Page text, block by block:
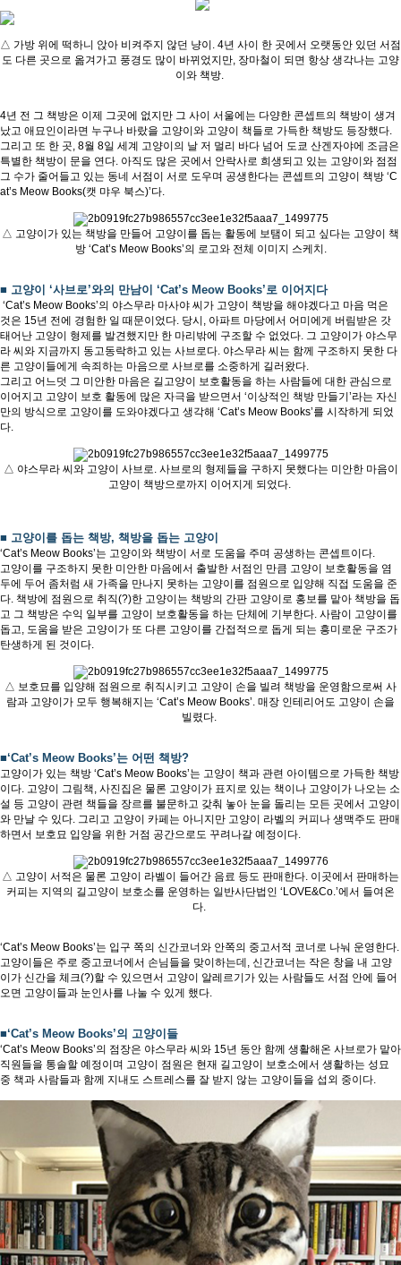
△ 가방 위에 떡하니 앉아 비켜주지 않던 냥이. 4년 사이 한 곳에서 오랫동안 있던 서점
도 다른 곳으로 옮겨가고 풍경도 많이 바뀌었지만, 장마철이 되면 항상 생각나는 고양
이와 책방.
4년 전 그 책방은 이제 그곳에 없지만 그 사이 서울에는 다양한 콘셉트의 책방이 생겨
났고 애묘인이라면 누구나 바랐을 고양이와 고양이 책들로 가득한 책방도 등장했다.
그리고 또 한 곳, 8월 8일 세계 고양이의 날 저 멀리 바다 넘어 도쿄 산겐자야에 조금은
특별한 책방이 문을 연다. 아직도 많은 곳에서 안락사로 희생되고 있는 고양이와 점점
그 수가 줄어들고 있는 동네 서점이 서로 도우며 공생한다는 콘셉트의 고양이 책방 ‘C
at’s Meow Books(캣 먀우 북스)’다.
△ 고양이가 있는 책방을 만들어 고양이를 돕는 활동에 보탬이 되고 싶다는 고양이 책
방 ‘Cat’s Meow Books’의 로고와 전체 이미지 스케치.
■ 고양이 ‘사브로’와의 만남이 ‘Cat’s Meow Books’로 이어지다
‘Cat’s Meow Books’의 야스무라 마사야 씨가 고양이 책방을 해야겠다고 마음 먹은
것은 15년 전에 경험한 일 때문이었다. 당시, 아파트 마당에서 어미에게 버림받은 갓
태어난 고양이 형제를 발견했지만 한 마리밖에 구조할 수 없었다. 그 고양이가 야스무
라 씨와 지금까지 동고동락하고 있는 사브로다. 야스무라 씨는 함께 구조하지 못한 다
른 고양이들에게 속죄하는 마음으로 사브로를 소중하게 길러왔다.
그리고 어느덧 그 미안한 마음은 길고양이 보호활동을 하는 사람들에 대한 관심으로
이어지고 고양이 보호 활동에 많은 자극을 받으면서 ‘이상적인 책방 만들기’라는 자신
만의 방식으로 고양이를 도와야겠다고 생각해 ‘Cat’s Meow Books’를 시작하게 되었
다.
△ 야스무라 씨와 고양이 사브로. 사브로의 형제들을 구하지 못했다는 미안한 마음이
고양이 책방으로까지 이어지게 되었다.
■ 고양이를 돕는 책방, 책방을 돕는 고양이
‘Cat’s Meow Books’는 고양이와 책방이 서로 도움을 주며 공생하는 콘셉트이다.
고양이를 구조하지 못한 미안한 마음에서 출발한 서점인 만큼 고양이 보호활동을 염
두에 두어 좀처럼 새 가족을 만나지 못하는 고양이를 점원으로 입양해 직접 도움을 준
다. 책방에 점원으로 취직(?)한 고양이는 책방의 간판 고양이로 홍보를 맡아 책방을 돕
고 그 책방은 수익 일부를 고양이 보호활동을 하는 단체에 기부한다. 사람이 고양이를
돕고, 도움을 받은 고양이가 또 다른 고양이를 간접적으로 돕게 되는 흥미로운 구조가
탄생하게 된 것이다.
△ 보호묘를 입양해 점원으로 취직시키고 고양이 손을 빌려 책방을 운영함으로써 사
람과 고양이가 모두 행복해지는 ‘Cat’s Meow Books’. 매장 인테리어도 고양이 손을
빌렸다.
■‘Cat’s Meow Books’는 어떤 책방?
고양이가 있는 책방 ‘Cat’s Meow Books’는 고양이 책과 관련 아이템으로 가득한 책방
이다. 고양이 그림책, 사진집은 물론 고양이가 표지로 있는 책이나 고양이가 나오는 소
설 등 고양이 관련 책들을 장르를 불문하고 갖춰 놓아 눈을 돌리는 모든 곳에서 고양이
와 만날 수 있다. 그리고 고양이 카페는 아니지만 고양이 라벨의 커피나 생맥주도 판매
하면서 보호묘 입양을 위한 거점 공간으로도 꾸려나갈 예정이다.
△ 고양이 서적은 물론 고양이 라벨이 들어간 음료 등도 판매한다. 이곳에서 판매하는
커피는 지역의 길고양이 보호소를 운영하는 일반사단법인 ‘LOVE&Co.’에서 들여온
다.
‘Cat’s Meow Books’는 입구 쪽의 신간코너와 안쪽의 중고서적 코너로 나눠 운영한다.
고양이들은 주로 중고코너에서 손님들을 맞이하는데, 신간코너는 작은 창을 내 고양
이가 신간을 체크(?)할 수 있으면서 고양이 알레르기가 있는 사람들도 서점 안에 들어
오면 고양이들과 눈인사를 나눌 수 있게 했다.
■‘Cat’s Meow Books’의 고양이들
‘Cat’s Meow Books’의 점장은 야스무라 씨와 15년 동안 함께 생활해온 사브로가 맡아
직원들을 통솔할 예정이며 고양이 점원은 현재 길고양이 보호소에서 생활하는 성묘
중 책과 사람들과 함께 지내도 스트레스를 잘 받지 않는 고양이들을 섭외 중이다.